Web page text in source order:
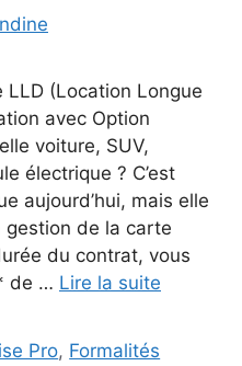
LLD (Location Longue
avec Option
voiture, SUV,
électrique ? C’est
aujourd’hui, mais elle
gestion de la carte
du contrat, vous
de … Lire la suite
Pro, Formalités